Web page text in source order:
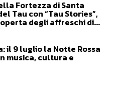
Fortezza di Santa
Tau con “Tau Stories”,
degli affreschi di...
il 9 luglio la Notte Rossa
musica, cultura e